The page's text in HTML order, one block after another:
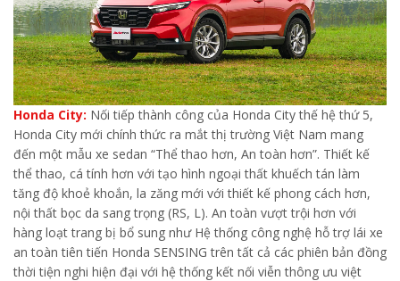
Honda City: Nối tiếp thành công của Honda City thế hệ thứ 5,
Honda City mới chính thức ra mắt thị trường Việt Nam mang
đến một mẫu xe sedan “Thể thao hơn, An toàn hơn”. Thiết kế
thể thao, cá tính hơn với tạo hình ngoại thất khuếch tán làm
tăng độ khoẻ khoắn, la zăng mới với thiết kế phong cách hơn,
nội thất bọc da sang trọng (RS, L). An toàn vượt trội hơn với
hàng loạt trang bị bổ sung như Hệ thống công nghệ hỗ trợ lái xe
an toàn tiên tiến Honda SENSING trên tất cả các phiên bản đồng
thời tiện nghi hiện đại với hệ thống kết nối viễn thông ưu việt